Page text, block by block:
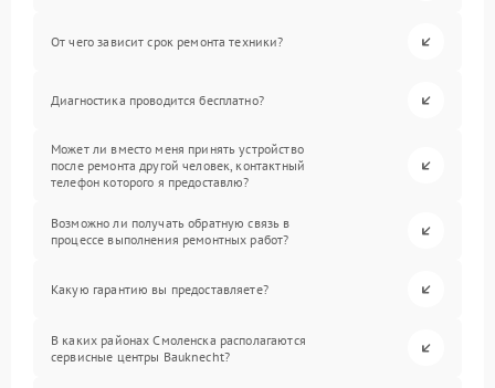
От чего зависит срок ремонта техники?
Диагностика проводится бесплатно?
Может ли вместо меня принять устройство
после ремонта другой человек, контактный
телефон которого я предоставлю?
Возможно ли получать обратную связь в
процессе выполнения ремонтных работ?
Какую гарантию вы предоставляете?
В каких районах Смоленска располагаются
сервисные центры Bauknecht?